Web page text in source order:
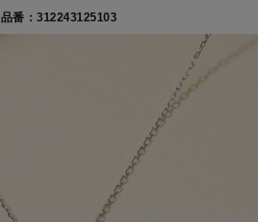
#エタニティ
ス
品番：312243125103